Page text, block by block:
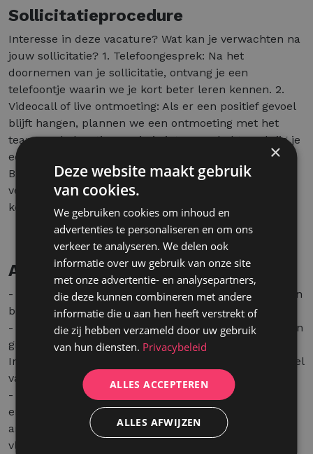
Sollicitatieprocedure
Interesse in deze vacature? Wat kan je verwachten na
jouw sollicitatie? 1. Telefoongesprek: Na het
doornemen van je sollicitatie, ontvang je een
telefoontje waarin we je kort beter leren kennen. 2.
Videocall of live ontmoeting: Als er een positief gevoel
blijft hangen, plannen we een ontmoeting met het
team op de locatie waarin je interesse hebt. Zo krijg je
een goed beeld van de functie en onze werkwijze.
Binnen de week mag je onze finale feedback
verwachten. We kijken ernaar uit om je te leren
kennen!
Aanbod
- De kans om een eerste relevante ervaring op te doen
binnen sales en business development
- Opleiding: we laten je niet aan jouw lot over! leren en
groeien staat centraal. Na een studentenjob bij
Intelect ben je heel wat meer matuur en professioneel
vaardig!
- Een bedrijfscultuur die je altijd zal bijblijven:
enthousiaste Intelecters met een gezonde portie
ambitie en goesting om er elke dag opnieuw in te
vliegen. Naast hard werk ook tijd voor fun; we zetten
×
Deze website maakt gebruik
van cookies.
We gebruiken cookies om inhoud en
advertenties te personaliseren en om ons
verkeer te analyseren. We delen ook
informatie over uw gebruik van onze site
met onze advertentie- en analysepartners,
die deze kunnen combineren met andere
informatie die u aan hen heeft verstrekt of
die zij hebben verzameld door uw gebruik
van hun diensten. Privacybeleid
ALLES ACCEPTEREN
ALLES AFWIJZEN